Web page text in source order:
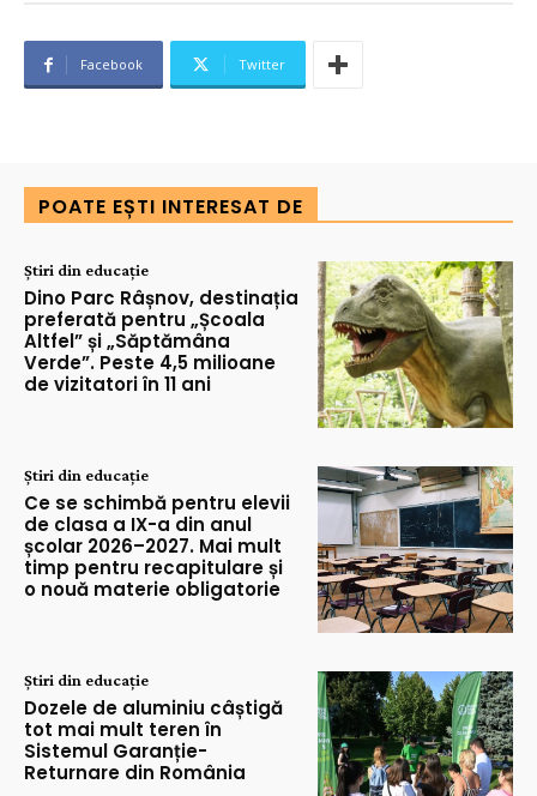
Facebook Twitter
POATE EȘTI INTERESAT DE
Știri din educație
Dino Parc Râșnov, destinația
preferată pentru „Școala
Altfel” și „Săptămâna
Verde”. Peste 4,5 milioane
de vizitatori în 11 ani
Știri din educație
Ce se schimbă pentru elevii
de clasa a IX-a din anul
școlar 2026–2027. Mai mult
timp pentru recapitulare și
o nouă materie obligatorie
Știri din educație
Dozele de aluminiu câștigă
tot mai mult teren în
Sistemul Garanție-
Returnare din România